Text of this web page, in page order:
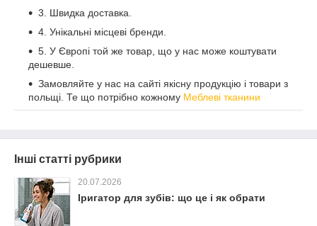
3. Швидка доставка.
4. Унікальні місцеві бренди.
5. У Європі той же товар, що у нас може коштувати
дешевше.
Замовляйте у нас на сайті якісну продукцію і товари з
польщі. Те що потрібно кожному Меблеві тканини
Інші статті рубрики
20.07.2026
Іригатор для зубів: що це і як обрати